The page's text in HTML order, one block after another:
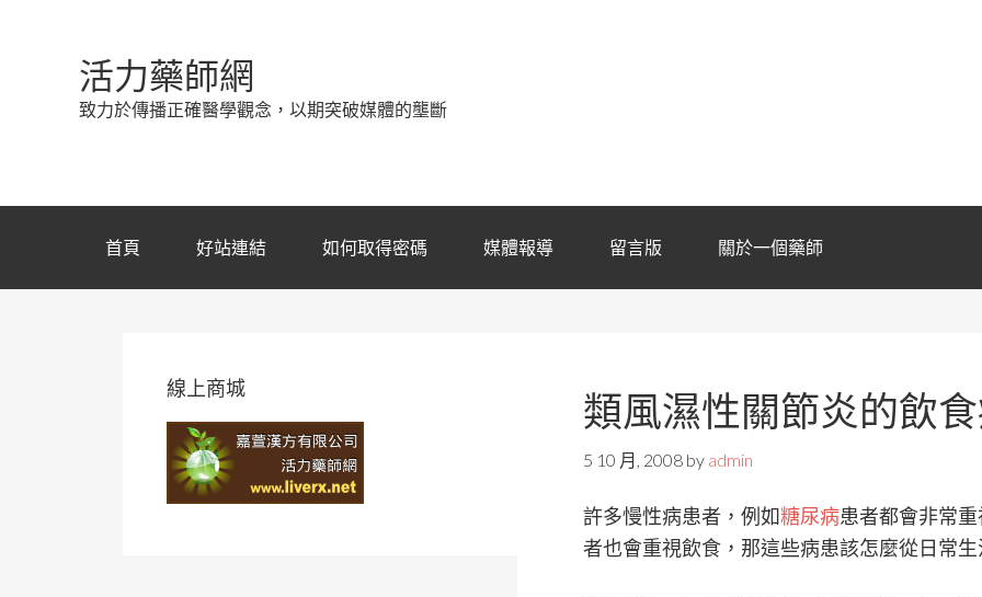
活力藥師網
致力於傳播正確醫學觀念，以期突破媒體的壟斷
首頁 好站連結 如何取得密碼 媒體報導 留言版 關於一個藥師
類風濕性關節炎的飲
5 10 月, 2008 by admin
許多慢性病患者，例如糖尿病患者都會非常
者也會重視飲食，那這些病患該怎麼從日常
線上商城